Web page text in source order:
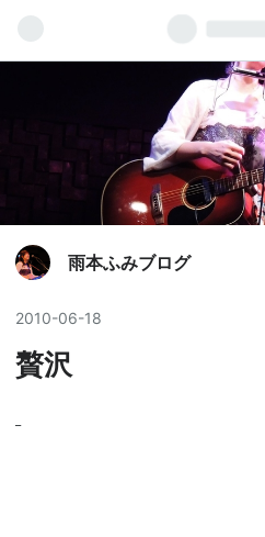
雨本ふみブログ
2010-06-18
贅沢